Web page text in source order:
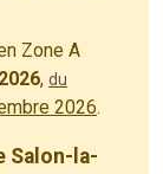
Zone A
, du
2026.
Salon-la-